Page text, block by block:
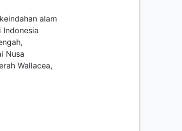
alam
Nusa
Wallacea,